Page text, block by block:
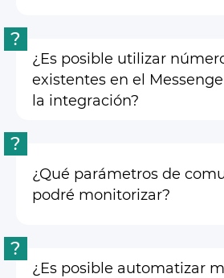
?
¿Es posible utilizar
existentes en el
la integración?
?
¿Qué parámetros de
podré monitorizar?
?
¿Es posible automatizar